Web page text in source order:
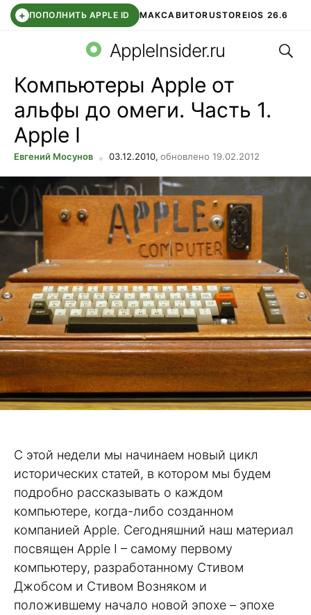
+ ПОПОЛНИТЬ APPLE ID МАКСАВИТОRUSTOREIOS 26.6
СБЕР КИДС ВТБ ОНЛАЙН ЧАТ В ROBLOX
AppleInsider.ru
Компьютеры Apple от
альфы до омеги. Часть 1.
Apple I
Евгений Мосунов 03.12.2010, обновлено 19.02.2012
C этой недели мы начинаем новый цикл
исторических статей, в котором мы будем
подробно рассказывать о каждом
компьютере, когда-либо созданном
компанией Apple. Сегодняшний наш материал
посвящен Apple I – самому первому
компьютеру, разработанному Стивом
Джобсом и Стивом Возняком и
положившему начало новой эпохе – эпохе